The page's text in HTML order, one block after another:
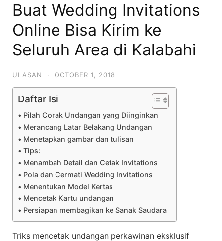
Buat Wedding Invitations
Online Bisa Kirim ke
Seluruh Area di Kalabahi
ULASAN · OCTOBER 1, 2018
Daftar Isi
Pilah Corak Undangan yang Diinginkan
Merancang Latar Belakang Undangan
Menetapkan gambar dan tulisan
Tips:
Menambah Detail dan Cetak Invitations
Pola dan Cermati Wedding Invitations
Menentukan Model Kertas
Mencetak Kartu undangan
Persiapan membagikan ke Sanak Saudara
Triks mencetak undangan perkawinan eksklusif